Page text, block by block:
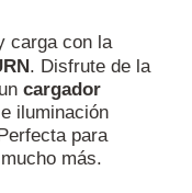
carga con la
. Disfrute de la
cargador
iluminación
para
más.